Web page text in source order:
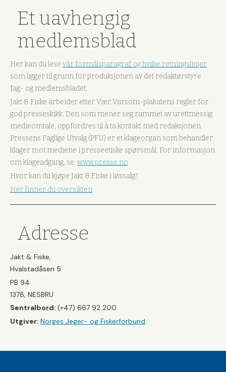
Et uavhengig
medlemsblad
Her kan du lese vår formålsparagraf og hvilke retningslinjer
som ligger til grunn for produksjonen av det redaktørstyre
fag- og medlemsbladet.
Jakt & Fiske arbeider etter Vær Varsom-plakatens regler for
god presseskikk. Den som mener seg rammet av urettmessig
medieomtale, oppfordres til å ta kontakt med redaksjonen.
Pressens Faglige Utvalg (PFU) er et klageorgan som behandler
klager mot mediene i presseetiske spørsmål. For informasjon
om klageadgang, se: www.presse.no
Hvor kan du kjøpe Jakt & Fiske i løssalg?
Her finner du oversikten
Adresse
Jakt & Fiske,
Hvalstadåsen 5
PB 94
1378, NESBRU
Sentralbord: (+47) 667 92 200
Utgiver: Norges Jeger- og Fiskerforbund